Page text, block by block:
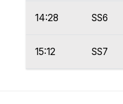
14:28 SS6
15:12 SS7